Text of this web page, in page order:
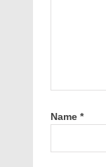
Name *